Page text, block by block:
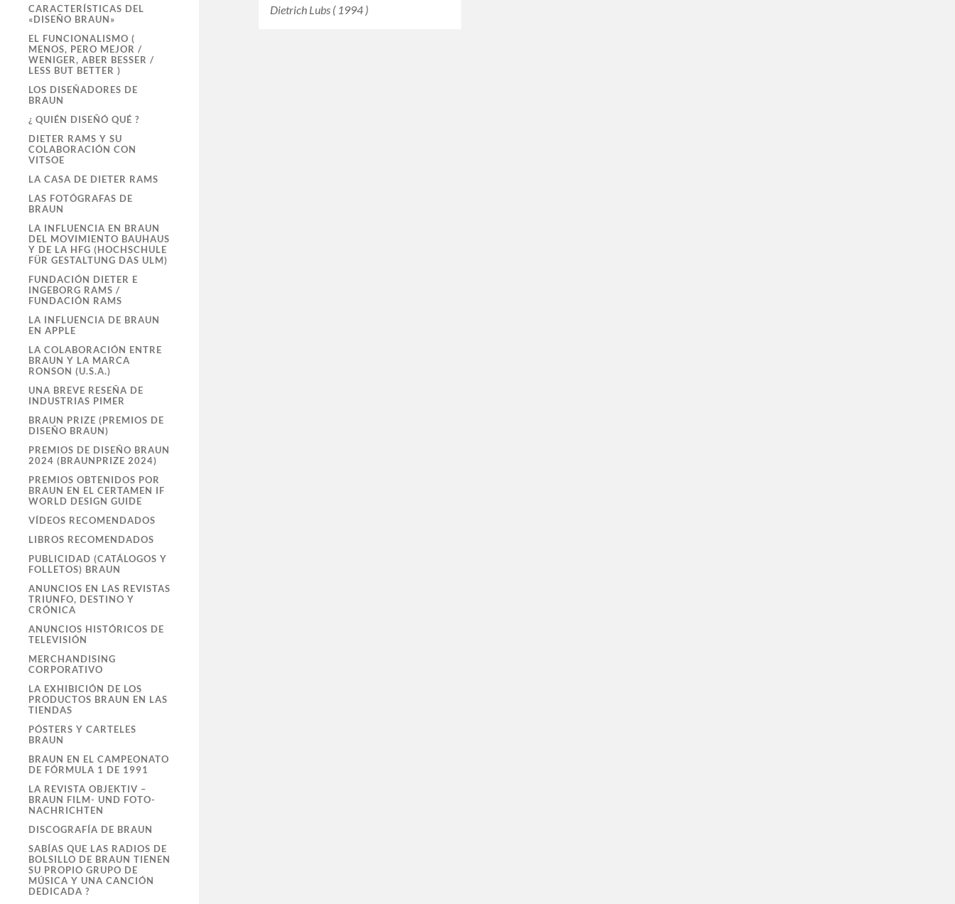
CARACTERÍSTICAS DEL
«DISEÑO BRAUN»
EL FUNCIONALISMO (
MENOS, PERO MEJOR /
WENIGER, ABER BESSER /
LESS BUT BETTER )
LOS DISEÑADORES DE
BRAUN
¿ QUIÉN DISEÑÓ QUÉ ?
DIETER RAMS Y SU
COLABORACIÓN CON
VITSOE
LA CASA DE DIETER RAMS
LAS FOTÓGRAFAS DE
BRAUN
LA INFLUENCIA EN BRAUN
DEL MOVIMIENTO BAUHAUS
Y DE LA HFG (HOCHSCHULE
FÜR GESTALTUNG DAS ULM)
FUNDACIÓN DIETER E
INGEBORG RAMS /
FUNDACIÓN RAMS
LA INFLUENCIA DE BRAUN
EN APPLE
LA COLABORACIÓN ENTRE
BRAUN Y LA MARCA
RONSON (U.S.A.)
UNA BREVE RESEÑA DE
INDUSTRIAS PIMER
BRAUN PRIZE (PREMIOS DE
DISEÑO BRAUN)
PREMIOS DE DISEÑO BRAUN
2024 (BRAUNPRIZE 2024)
PREMIOS OBTENIDOS POR
BRAUN EN EL CERTAMEN IF
WORLD DESIGN GUIDE
VÍDEOS RECOMENDADOS
LIBROS RECOMENDADOS
PUBLICIDAD (CATÁLOGOS Y
FOLLETOS) BRAUN
ANUNCIOS EN LAS REVISTAS
TRIUNFO, DESTINO Y
CRÓNICA
ANUNCIOS HISTÓRICOS DE
TELEVISIÓN
MERCHANDISING
CORPORATIVO
LA EXHIBICIÓN DE LOS
PRODUCTOS BRAUN EN LAS
TIENDAS
PÓSTERS Y CARTELES
BRAUN
BRAUN EN EL CAMPEONATO
DE FÓRMULA 1 DE 1991
LA REVISTA OBJEKTIV –
BRAUN FILM- UND FOTO-
NACHRICHTEN
DISCOGRAFÍA DE BRAUN
SABÍAS QUE LAS RADIOS DE
BOLSILLO DE BRAUN TIENEN
SU PROPIO GRUPO DE
MÚSICA Y UNA CANCIÓN
DEDICADA ?
Dietrich Lubs ( 1994 )